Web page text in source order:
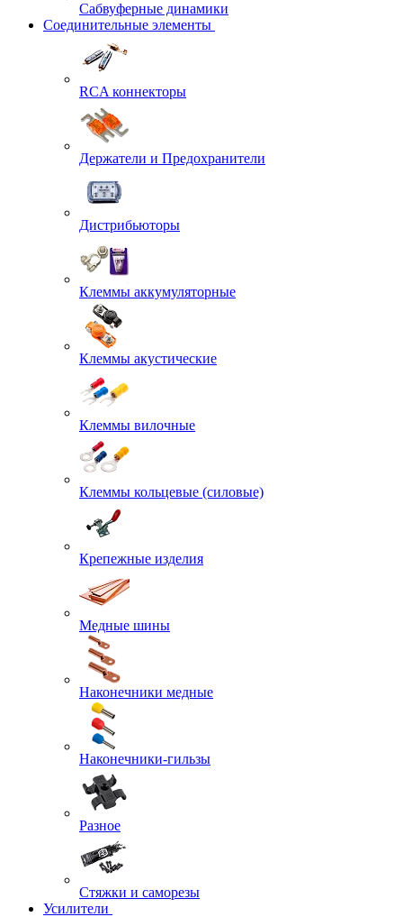
Сабвуферные динамики
Соединительные элементы
RCA коннекторы
Держатели и Предохранители
Дистрибьюторы
Клеммы аккумуляторные
Клеммы акустические
Клеммы вилочные
Клеммы кольцевые (силовые)
Крепежные изделия
Медные шины
Наконечники медные
Наконечники-гильзы
Разное
Стяжки и саморезы
Усилители